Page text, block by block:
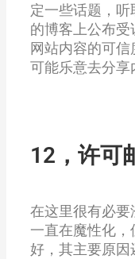
定一些话题，
的博客上公布
网站内容的可
可能乐意去分享
12，许可
在这里很有必要
一直在魔性化
好，其主要原因